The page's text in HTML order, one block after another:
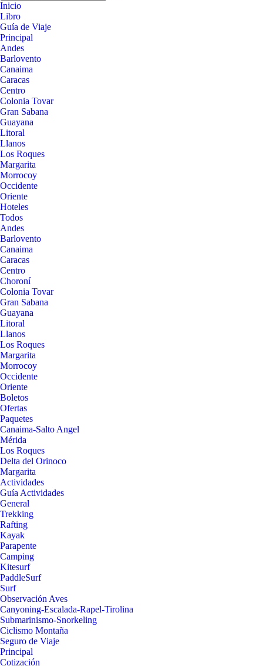
Inicio
Libro
Guía de Viaje
Principal
Andes
Barlovento
Canaima
Caracas
Centro
Colonia Tovar
Gran Sabana
Guayana
Litoral
Llanos
Los Roques
Margarita
Morrocoy
Occidente
Oriente
Hoteles
Todos
Andes
Barlovento
Canaima
Caracas
Centro
Choroní
Colonia Tovar
Gran Sabana
Guayana
Litoral
Llanos
Los Roques
Margarita
Morrocoy
Occidente
Oriente
Boletos
Ofertas
Paquetes
Canaima-Salto Angel
Mérida
Los Roques
Delta del Orinoco
Margarita
Actividades
Guía Actividades
General
Trekking
Rafting
Kayak
Parapente
Camping
Kitesurf
PaddleSurf
Surf
Observación Aves
Canyoning-Escalada-Rapel-Tirolina
Submarinismo-Snorkeling
Ciclismo Montaña
Seguro de Viaje
Principal
Cotización